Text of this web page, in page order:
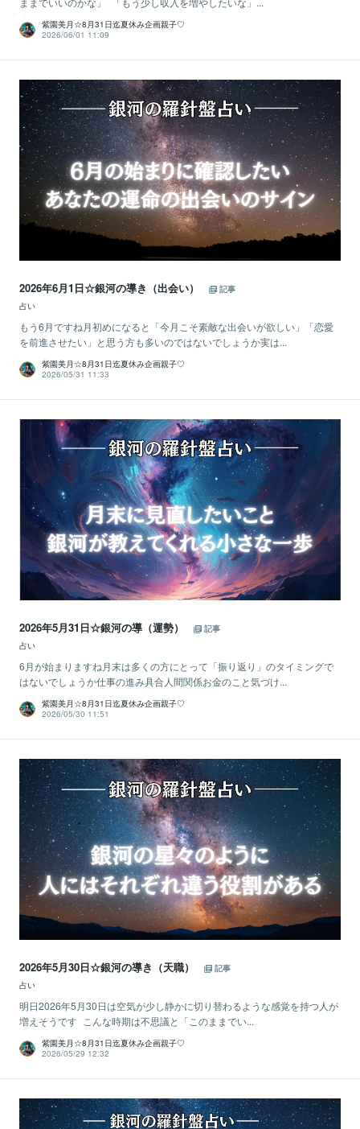
紫園美月☆8月31日迄夏休み企画親子♡
2026/06/01 11:09
2026年6月1日☆銀河の導き（出会い）
記事
占い
もう6月ですね月初めになると「今月こそ素敵な出会いが欲しい」「恋愛
を前進させたい」と思う方も多いのではないでしょうか実は...
紫園美月☆8月31日迄夏休み企画親子♡
2026/05/31 11:33
2026年5月31日☆銀河の導（運勢）
記事
占い
6月が始まりますね月末は多くの方にとって「振り返り」のタイミングで
はないでしょうか仕事の進み具合人間関係お金のこと気づけ...
紫園美月☆8月31日迄夏休み企画親子♡
2026/05/30 11:51
2026年5月30日☆銀河の導き（天職）
記事
占い
明日2026年5月30日は空気が少し静かに切り替わるような感覚を持つ人が
増えそうです こんな時期は不思議と「このままでい...
紫園美月☆8月31日迄夏休み企画親子♡
2026/05/29 12:32